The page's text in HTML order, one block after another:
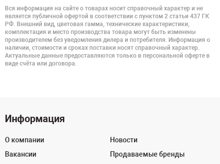
Вся информация на сайте о товарах носит справочный характер и не
является публичной офертой в соответствии с пунктом 2 статьи 437 ГК
РФ. Внешний вид, цветовая гамма, технические характеристики,
комплектация и место производства товара могут быть изменены
производителем без уведомления дилера и потребителя. Информация о
наличии, стоимости и сроках поставки носят справочный характер.
Актуальные данные предоставляются только в персональной оферте в
виде счёта или договора.
Информация
О компании
Вакансии
Новости
Продаваемые бренды